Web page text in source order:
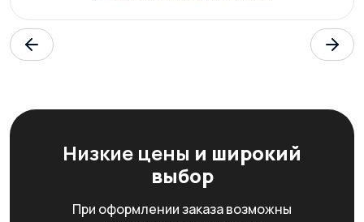
Низкие цены и широкий
выбор
При оформлении заказа возможны